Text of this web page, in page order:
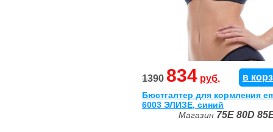
1390 834 руб. в
Бюстгалтер для кормления
6003 ЭЛИЗЕ, синий
Магазин 75E 80D